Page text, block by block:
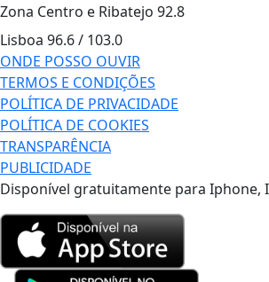
Zona Centro e Ribatejo 92.8
Lisboa 96.6 / 103.0
ONDE POSSO OUVIR
TERMOS E CONDIÇÕES
POLÍTICA DE PRIVACIDADE
POLÍTICA DE COOKIES
TRANSPARÊNCIA
PUBLICIDADE
Disponível gratuitamente para Iphone,